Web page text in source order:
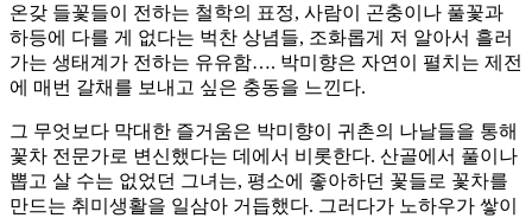
온갖 들꽃들이 전하는 철학의 표정, 사람이 곤충이나 풀꽃과
하등에 다를 게 없다는 벅찬 상념들, 조화롭게 저 알아서 흘러
가는 생태계가 전하는 유유함…. 박미향은 자연이 펼치는 제전
에 매번 갈채를 보내고 싶은 충동을 느낀다.
그 무엇보다 막대한 즐거움은 박미향이 귀촌의 나날들을 통해
꽃차 전문가로 변신했다는 데에서 비롯한다. 산골에서 풀이나
뽑고 살 수는 없었던 그녀는, 평소에 좋아하던 꽃들로 꽃차를
만드는 취미생활을 일삼아 거듭했다. 그러다가 노하우가 쌓이